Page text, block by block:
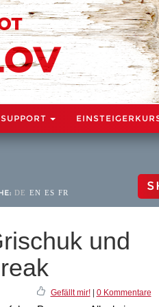
SUPPORT
DE EN ES FR
und
Gefällt mir!| 0 Kommentare